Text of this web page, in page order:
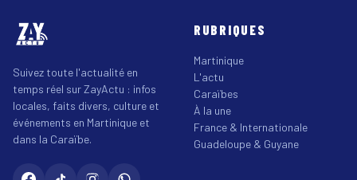
Suivez toute l'actualité en
temps réel sur ZayActu : infos
locales, faits divers, culture et
événements en Martinique et
dans la Caraïbe.
RUBRIQUES
Martinique
L'actu
Caraïbes
À la une
France & Internationale
Guadeloupe & Guyane